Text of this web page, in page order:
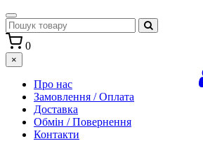
0
×
Про нас
Замовлення / Оплата
Доставка
Обмін / Повернення
Контакти